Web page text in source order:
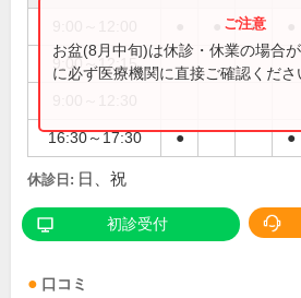
●
9:00～12:15
16:30～17:30 ● ●
お盆(8月中旬)は休診・休業の場合
に必ず医療機関に直接ご確認くださ
休診日: 日、祝
初診受付
口コミ